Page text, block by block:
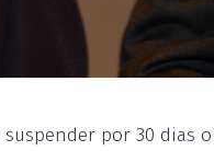
por 30 dias o